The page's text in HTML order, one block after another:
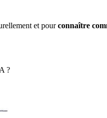
et pourconnaître
?